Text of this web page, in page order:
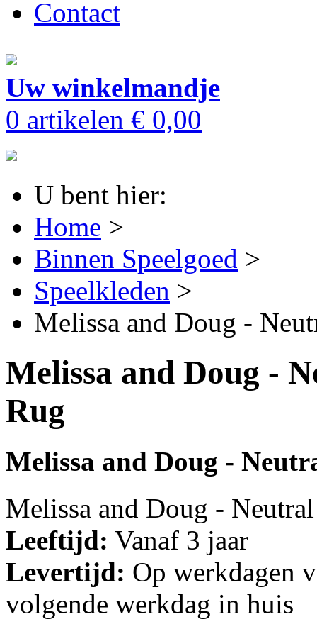
Contact
Uw winkelmandje
0 artikelen € 0,00
U bent hier:
Home >
Binnen Speelgoed >
Speelkleden >
Melissa and Doug -
Melissa and Doug -
Rug
Melissa and Doug -
Melissa and Doug -
Leeftijd: Vanaf 3 jaar
Levertijd: Op werkdagen
volgende werkdag in huis